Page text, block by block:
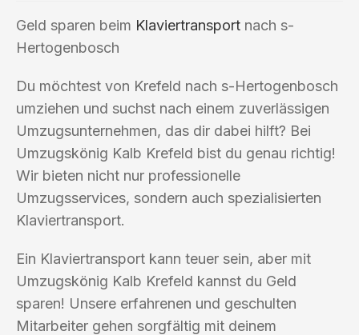
Geld sparen beim Klaviertransport nach s-
Hertogenbosch
Du möchtest von Krefeld nach s-Hertogenbosch
umziehen und suchst nach einem zuverlässigen
Umzugsunternehmen, das dir dabei hilft? Bei
Umzugskönig Kalb Krefeld bist du genau richtig!
Wir bieten nicht nur professionelle
Umzugsservices, sondern auch spezialisierten
Klaviertransport.
Ein Klaviertransport kann teuer sein, aber mit
Umzugskönig Kalb Krefeld kannst du Geld
sparen! Unsere erfahrenen und geschulten
Mitarbeiter gehen sorgfältig mit deinem